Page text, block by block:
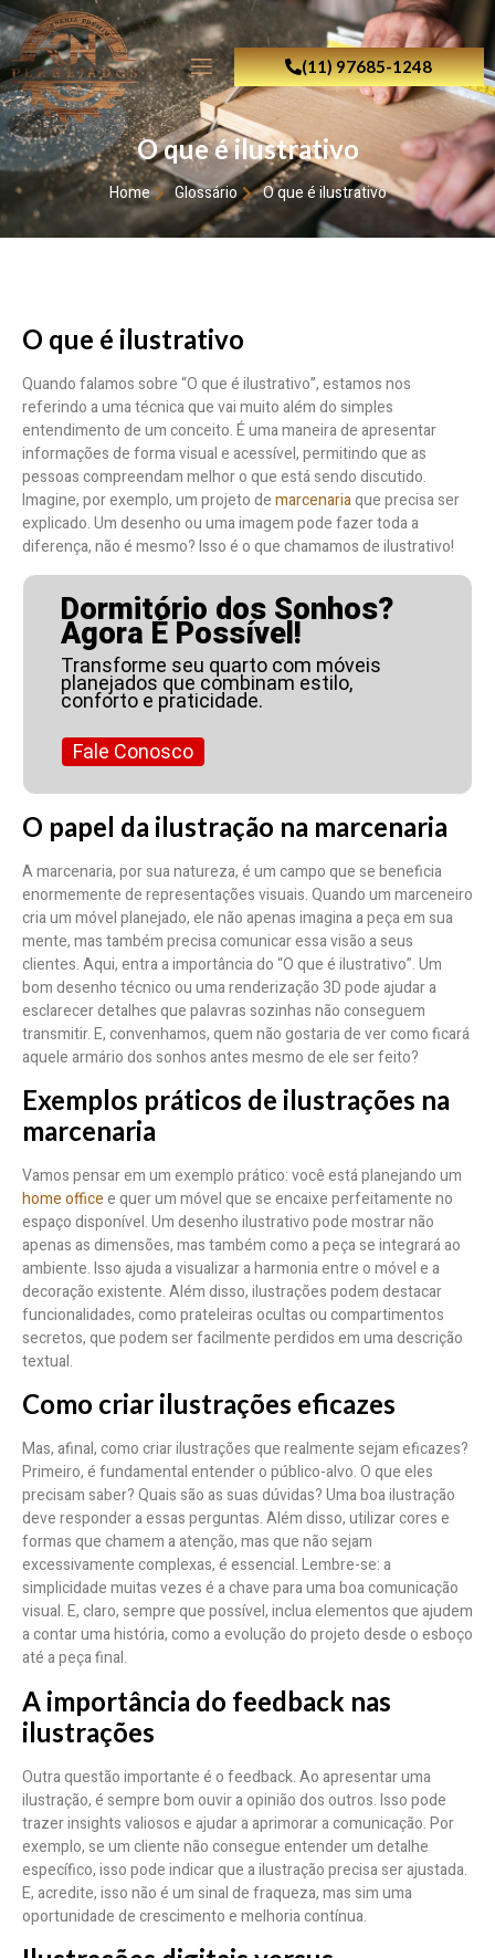
(11) 97685-1248
O que é ilustrativo
Home Glossário O que é ilustrativo
O que é ilustrativo
Quando falamos sobre “O que é ilustrativo”, estamos nos
referindo a uma técnica que vai muito além do simples
entendimento de um conceito. É uma maneira de apresentar
informações de forma visual e acessível, permitindo que as
pessoas compreendam melhor o que está sendo discutido.
Imagine, por exemplo, um projeto demarcenariaque precisa ser
explicado. Um desenho ou uma imagem pode fazer toda a
diferença, não é mesmo? Isso é o que chamamos de ilustrativo!
Dormitório dos Sonhos?
Agora É Possível!
Transforme seu quarto com móveis
planejados que combinam estilo,
conforto e praticidade.
Fale Conosco
O papel da ilustração na marcenaria
A marcenaria, por sua natureza, é um campo que se beneficia
enormemente de representações visuais. Quando um marceneiro
cria um móvel planejado, ele não apenas imagina a peça em sua
mente, mas também precisa comunicar essa visão a seus
clientes. Aqui, entra a importância do “O que é ilustrativo”. Um
bom desenho técnico ou uma renderização 3D pode ajudar a
esclarecer detalhes que palavras sozinhas não conseguem
transmitir. E, convenhamos, quem não gostaria de ver como ficará
aquele armário dos sonhos antes mesmo de ele ser feito?
Exemplos práticos de ilustrações na
marcenaria
Vamos pensar em um exemplo prático: você está planejando um
home officee quer um móvel que se encaixe perfeitamente no
espaço disponível. Um desenho ilustrativo pode mostrar não
apenas as dimensões, mas também como a peça se integrará ao
ambiente. Isso ajuda a visualizar a harmonia entre o móvel e a
decoração existente. Além disso, ilustrações podem destacar
funcionalidades, como prateleiras ocultas ou compartimentos
secretos, que podem ser facilmente perdidos em uma descrição
textual.
Como criar ilustrações eficazes
Mas, afinal, como criar ilustrações que realmente sejam eficazes?
Primeiro, é fundamental entender o público-alvo. O que eles
precisam saber? Quais são as suas dúvidas? Uma boa ilustração
deve responder a essas perguntas. Além disso, utilizar cores e
formas que chamem a atenção, mas que não sejam
excessivamente complexas, é essencial. Lembre-se: a
simplicidade muitas vezes é a chave para uma boa comunicação
visual. E, claro, sempre que possível, inclua elementos que ajudem
a contar uma história, como a evolução do projeto desde o esboço
até a peça final.
A importância do feedback nas
ilustrações
Outra questão importante é o feedback. Ao apresentar uma
ilustração, é sempre bom ouvir a opinião dos outros. Isso pode
trazer insights valiosos e ajudar a aprimorar a comunicação. Por
exemplo, se um cliente não consegue entender um detalhe
específico, isso pode indicar que a ilustração precisa ser ajustada.
E, acredite, isso não é um sinal de fraqueza, mas sim uma
oportunidade de crescimento e melhoria contínua.